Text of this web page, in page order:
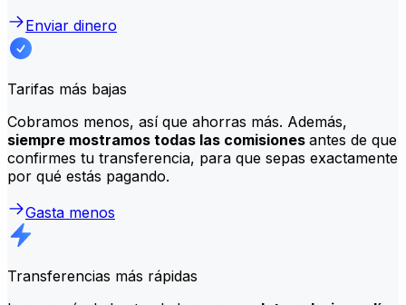
Enviar dinero
Tarifas más bajas
Cobramos menos, así que ahorras más. Además,
siempre mostramos todas las comisiones antes de que
confirmes tu transferencia, para que sepas exactamente
por qué estás pagando.
Gasta menos
Transferencias más rápidas